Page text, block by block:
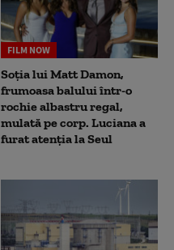
FILM NOW
Soția lui Matt Damon,
frumoasa balului într-o
rochie albastru regal,
mulată pe corp. Luciana a
furat atenția la Seul